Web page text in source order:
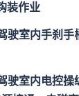
装作业
驶室内手刹手
驶室内电控操